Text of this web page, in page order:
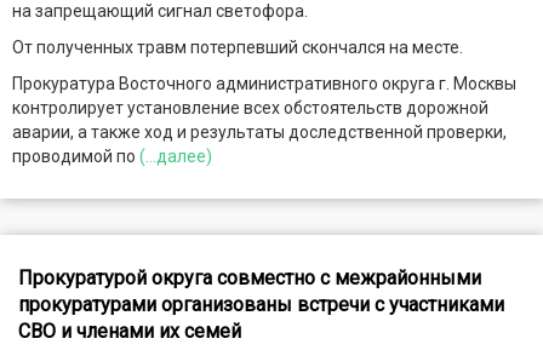
на запрещающий сигнал светофора.
От полученных травм потерпевший скончался на месте.
Прокуратура Восточного административного округа г. Москвы
контролирует установление всех обстоятельств дорожной
аварии, а также ход и результаты доследственной проверки,
проводимой по (...далее)
Прокуратурой округа совместно с межрайонными
прокуратурами организованы встречи с участниками
СВО и членами их семей